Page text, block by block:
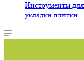
Инструменты для
укладки плитки